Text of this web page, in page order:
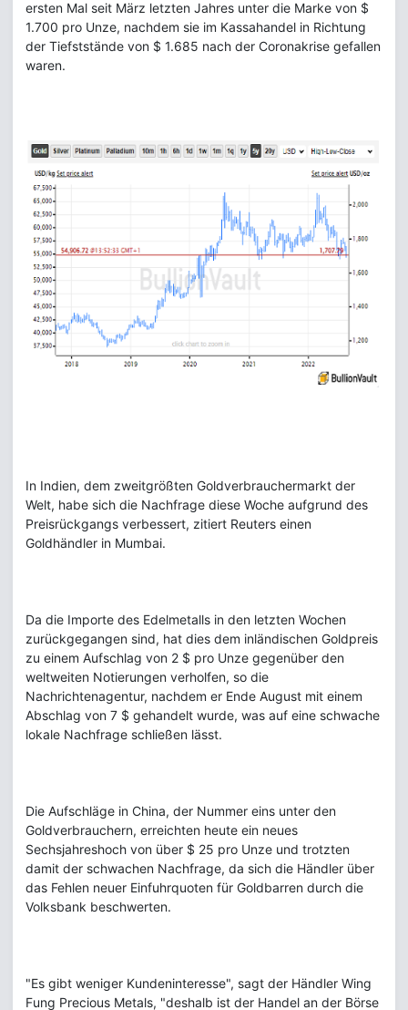
ersten Mal seit März letzten Jahres unter die Marke von $
1.700 pro Unze, nachdem sie im Kassahandel in Richtung
der Tiefststände von $ 1.685 nach der Coronakrise gefallen
waren.
In Indien, dem zweitgrößten Goldverbrauchermarkt der
Welt, habe sich die Nachfrage diese Woche aufgrund des
Preisrückgangs verbessert, zitiert Reuters einen
Goldhändler in Mumbai.
Da die Importe des Edelmetalls in den letzten Wochen
zurückgegangen sind, hat dies dem inländischen Goldpreis
zu einem Aufschlag von 2 $ pro Unze gegenüber den
weltweiten Notierungen verholfen, so die
Nachrichtenagentur, nachdem er Ende August mit einem
Abschlag von 7 $ gehandelt wurde, was auf eine schwache
lokale Nachfrage schließen lässt.
Die Aufschläge in China, der Nummer eins unter den
Goldverbrauchern, erreichten heute ein neues
Sechsjahreshoch von über $ 25 pro Unze und trotzten
damit der schwachen Nachfrage, da sich die Händler über
das Fehlen neuer Einfuhrquoten für Goldbarren durch die
Volksbank beschwerten.
"Es gibt weniger Kundeninteresse", sagt der Händler Wing
Fung Precious Metals, "deshalb ist der Handel an der Börse